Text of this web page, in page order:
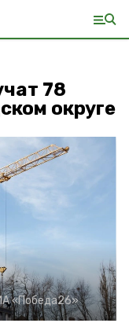
78
округе
«Победа26»